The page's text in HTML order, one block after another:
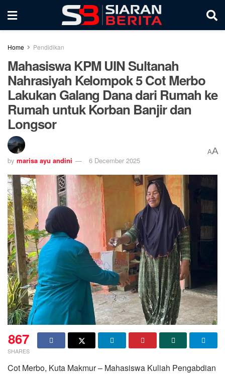
Home Pendidikan
Mahasiswa KPM UIN Sultanah
Nahrasiyah Kelompok 5 Cot Merbo
Lakukan Galang Dana dari Rumah ke
Rumah untuk Korban Banjir dan
Longsor
by marisa ayu andini 6 December 2025
AA
867
SHARES
Cot Merbo, Kuta Makmur – Mahasiswa Kuliah Pengabdian